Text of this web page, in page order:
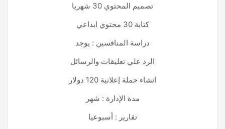
تصميم المحتوي 30 شهريا
كتابة 30 محتوي ابداعي
دراسة المنافسين : يوجد
الرد علي تعليقات والرسائل
انشاء حملة إعلانية 120 دولار
مدة الإدارة : شهر
تقارير : أسبوعيا